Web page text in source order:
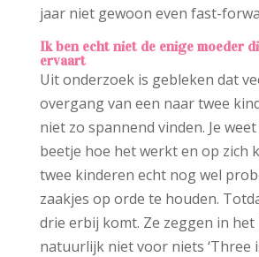
jaar niet gewoon even fast-
Ik ben echt niet de enige moeder
ervaart
Uit onderzoek is gebleken dat
overgang van een naar twee
niet zo spannend vinden. Je
beetje hoe het werkt en op zich
twee kinderen echt nog wel
zaakjes op orde te houden.
drie erbij komt. Ze zeggen in het
natuurlijk niet voor niets ‘Three